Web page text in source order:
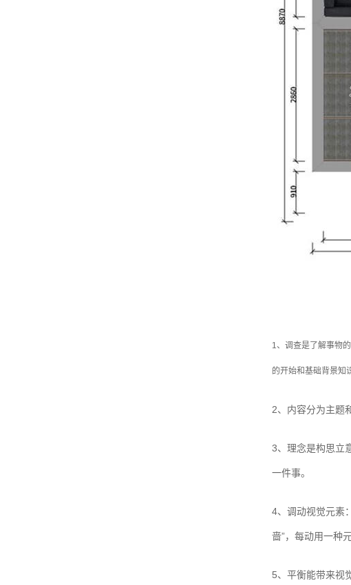
1、调查是了解事物
的开始和基础背景知
2、内容分为主题
3、理念是构思立
一件事。
4、调动视觉元素
啬”，每动用一种
5、平衡能带来视